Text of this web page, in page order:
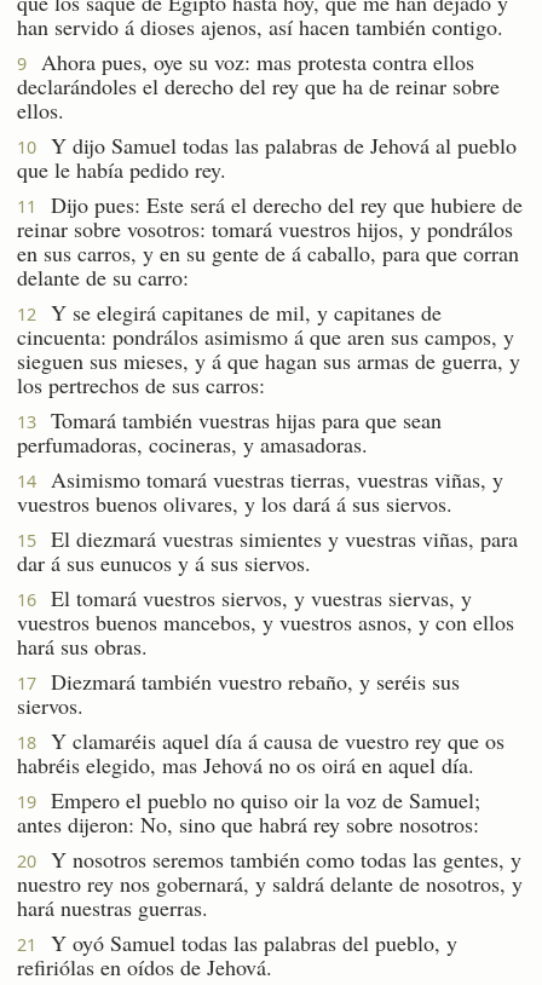
han servido á dioses ajenos, así hacen también contigo.
9
Ahora pues, oye su voz: mas protesta contra ellos
declarándoles el derecho del rey que ha de reinar sobre
ellos.
10
Y dijo Samuel todas las palabras de Jehová al pueblo
que le había pedido rey.
11
Dijo pues: Este será el derecho del rey que hubiere de
reinar sobre vosotros: tomará vuestros hijos, y pondrálos
en sus carros, y en su gente de á caballo, para que corran
delante de su carro:
12
Y se elegirá capitanes de mil, y capitanes de
cincuenta: pondrálos asimismo á que aren sus campos, y
sieguen sus mieses, y á que hagan sus armas de guerra, y
los pertrechos de sus carros:
13
Tomará también vuestras hijas para que sean
perfumadoras, cocineras, y amasadoras.
14
Asimismo tomará vuestras tierras, vuestras viñas, y
vuestros buenos olivares, y los dará á sus siervos.
15
El diezmará vuestras simientes y vuestras viñas, para
dar á sus eunucos y á sus siervos.
16
El tomará vuestros siervos, y vuestras siervas, y
vuestros buenos mancebos, y vuestros asnos, y con ellos
hará sus obras.
17
Diezmará también vuestro rebaño, y seréis sus
siervos.
18
Y clamaréis aquel día á causa de vuestro rey que os
habréis elegido, mas Jehová no os oirá en aquel día.
19
Empero el pueblo no quiso oir la voz de Samuel;
antes dijeron: No, sino que habrá rey sobre nosotros:
20
Y nosotros seremos también como todas las gentes, y
nuestro rey nos gobernará, y saldrá delante de nosotros, y
hará nuestras guerras.
21
Y oyó Samuel todas las palabras del pueblo, y
refiriólas en oídos de Jehová.